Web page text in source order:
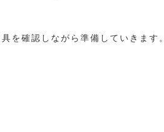
を確認しながら準備していきます。